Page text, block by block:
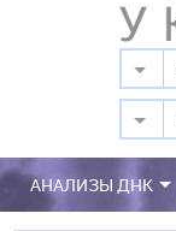
АНАЛИЗЫ ДНК